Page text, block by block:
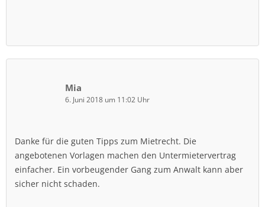
Mia
6. Juni 2018 um 11:02 Uhr
Danke für die guten Tipps zum Mietrecht. Die
angebotenen Vorlagen machen den Untermietervertrag
einfacher. Ein vorbeugender Gang zum Anwalt kann aber
sicher nicht schaden.